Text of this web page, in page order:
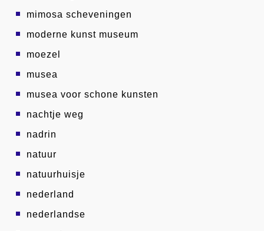
mimosa scheveningen
moderne kunst museum
moezel
musea
musea voor schone kunsten
nachtje weg
nadrin
natuur
natuurhuisje
nederland
nederlandse